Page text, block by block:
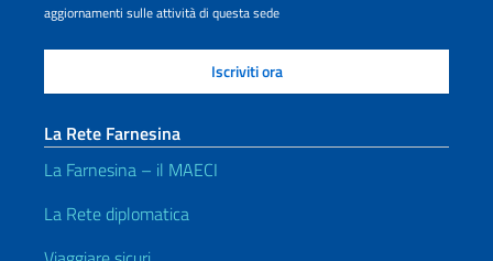
aggiornamenti sulle attività di questa sede
La Rete Farnesina
La Farnesina – il MAECI
La Rete diplomatica